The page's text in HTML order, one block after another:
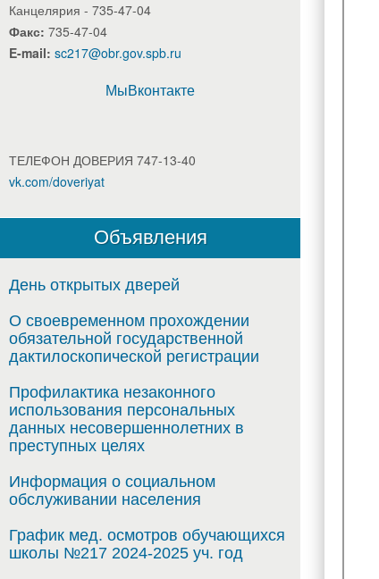
Канцелярия - 735-47-04
Факс: 735-47-04
E-mail: sc217@obr.gov.spb.ru
МыВконтакте
ТЕЛЕФОН ДОВЕРИЯ 747-13-40
vk.com/doveriyat
Объявления
День открытых дверей
О своевременном прохождении
обязательной государственной
дактилоскопической регистрации
Профилактика незаконного
использования персональных
данных несовершеннолетних в
преступных целях
Информация о социальном
обслуживании населения
График мед. осмотров обучающихся
школы №217 2024-2025 уч. год